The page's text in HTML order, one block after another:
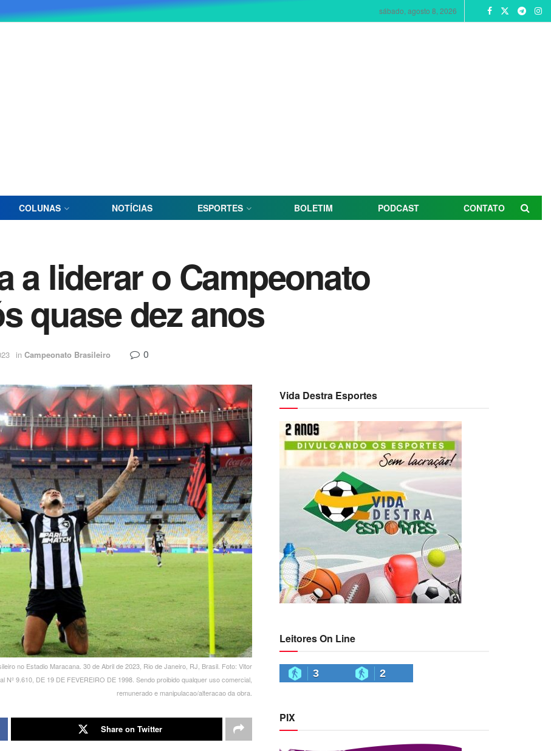
sábado, agosto 8, 2026
COLUNAS NOTÍCIAS ESPORTES BOLETIM PODCAST CONTATO
a liderar o Campeonato
quase dez anos
in Campeonato Brasileiro 0
no Estadio Maracana. 30 de Abril de 2023, Rio de Janeiro, RJ, Brasil. Foto: Vitor
Nº 9.610, DE 19 DE FEVEREIRO DE 1998. Sendo proibido qualquer uso comercial,
remunerado e manipulacao/alteracao da obra.
Share on Twitter
Vida Destra Esportes
Leitores On Line
3 2
PIX